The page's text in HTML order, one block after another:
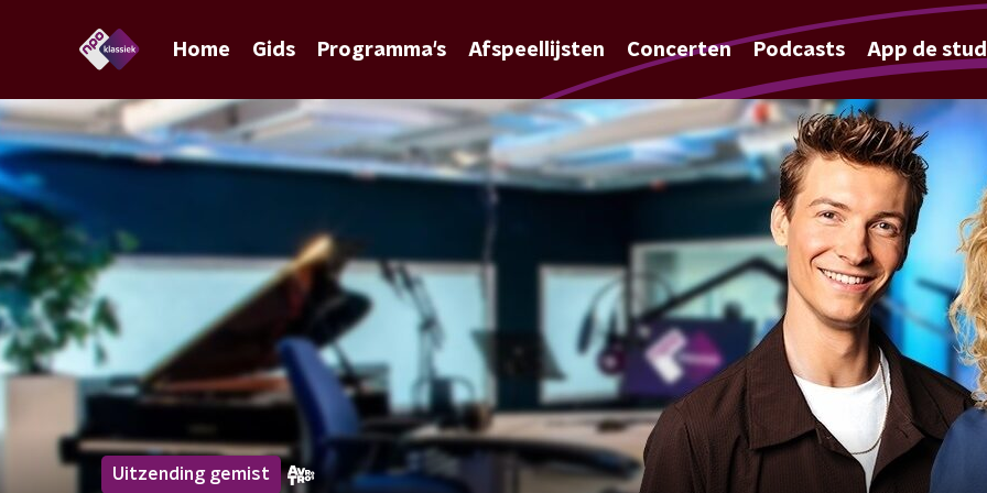
Home Gids Programma's Afspeellijsten Concerten Podcasts App de
Uitzending gemist